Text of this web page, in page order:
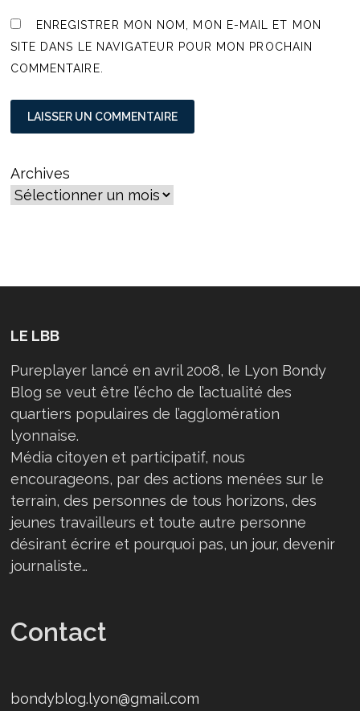
ENREGISTRER MON NOM, MON E-MAIL ET MON
SITE DANS LE NAVIGATEUR POUR MON PROCHAIN
COMMENTAIRE.
Archives
LE LBB
Pureplayer lancé en avril 2008, le Lyon Bondy
Blog se veut être l’écho de l’actualité des
quartiers populaires de l’agglomération
lyonnaise.
Média citoyen et participatif, nous
encourageons, par des actions menées sur le
terrain, des personnes de tous horizons, des
jeunes travailleurs et toute autre personne
désirant écrire et pourquoi pas, un jour, devenir
journaliste…
Contact
bondyblog.lyon@gmail.com